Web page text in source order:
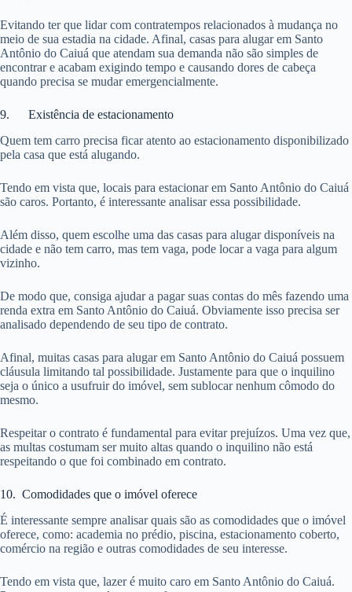
Evitando ter que lidar com contratempos relacionados à mudança no
meio de sua estadia na cidade. Afinal, casas para alugar em Santo
Antônio do Caiuá que atendam sua demanda não são simples de
encontrar e acabam exigindo tempo e causando dores de cabeça
quando precisa se mudar emergencialmente.
9. Existência de estacionamento
Quem tem carro precisa ficar atento ao estacionamento disponibilizado
pela casa que está alugando.
Tendo em vista que, locais para estacionar em Santo Antônio do Caiuá
são caros. Portanto, é interessante analisar essa possibilidade.
Além disso, quem escolhe uma das casas para alugar disponíveis na
cidade e não tem carro, mas tem vaga, pode locar a vaga para algum
vizinho.
De modo que, consiga ajudar a pagar suas contas do mês fazendo uma
renda extra em Santo Antônio do Caiuá. Obviamente isso precisa ser
analisado dependendo de seu tipo de contrato.
Afinal, muitas casas para alugar em Santo Antônio do Caiuá possuem
cláusula limitando tal possibilidade. Justamente para que o inquilino
seja o único a usufruir do imóvel, sem sublocar nenhum cômodo do
mesmo.
Respeitar o contrato é fundamental para evitar prejuízos. Uma vez que,
as multas costumam ser muito altas quando o inquilino não está
respeitando o que foi combinado em contrato.
10. Comodidades que o imóvel oferece
É interessante sempre analisar quais são as comodidades que o imóvel
oferece, como: academia no prédio, piscina, estacionamento coberto,
comércio na região e outras comodidades de seu interesse.
Tendo em vista que, lazer é muito caro em Santo Antônio do Caiuá.